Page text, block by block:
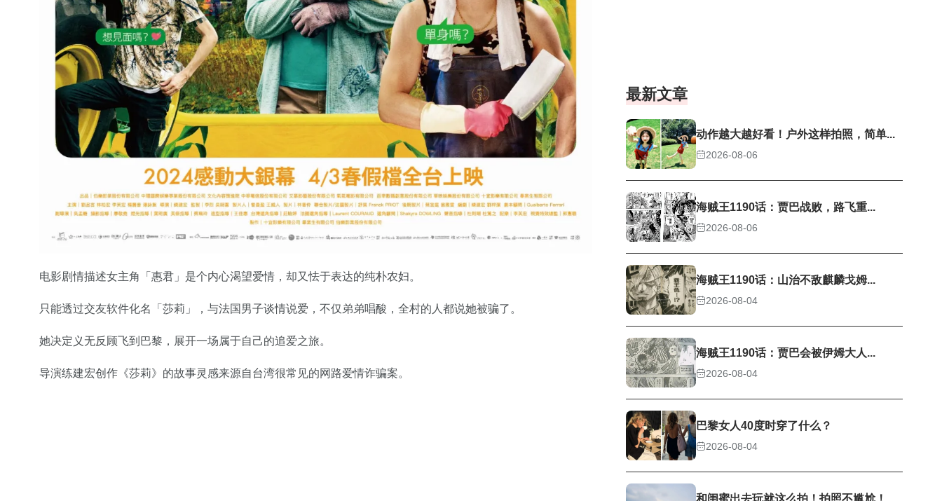
电影剧情描述女主角「惠君」是个内心渴望爱情，却又怯于表达的纯朴农妇。
只能透过交友软件化名「莎莉」，与法国男子谈情说爱，不仅弟弟唱酸，全村的人都说她被骗了。
她决定义无反顾飞到巴黎，展开一场属于自己的追爱之旅。
导演练建宏创作《莎莉》的故事灵感来源自台湾很常见的网路爱情诈骗案。
最新文章
动作越大越好看！户外这样拍照，简单...
2026-08-06
海贼王1190话：贾巴战败，路飞重...
2026-08-06
海贼王1190话：山治不敌麒麟戈姆...
2026-08-04
海贼王1190话：贾巴会被伊姆大人...
2026-08-04
巴黎女人40度时穿了什么？
2026-08-04